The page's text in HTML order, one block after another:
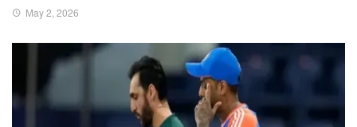
May 2, 2026